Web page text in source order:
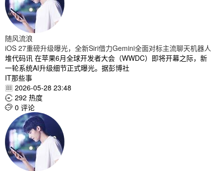
随风流浪
iOS 27重磅升级曝光，全新Siri借力Gemini全面对标主流聊天机器人
堆代码讯 在苹果6月全球开发者大会（WWDC）即将开幕之际，新
一轮系统AI升级细节正式曝光。据彭博社
IT那些事
 2026-05-28 23:48
 292 热度
 0 评论